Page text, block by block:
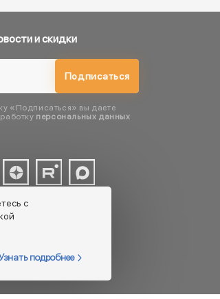
и скидки
Подписаться
«Подписаться» вы даете
персональных данных
с
подробнее